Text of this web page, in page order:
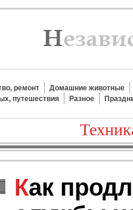
ремонт
Домашние животные
путешествия
Разное
Как продлить срок